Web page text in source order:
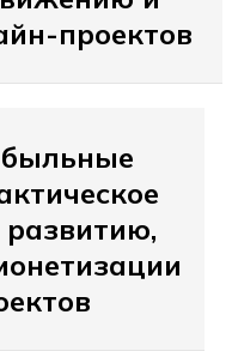
проектов
развитию,